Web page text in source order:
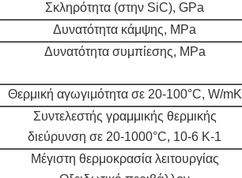
Σκληρότητα (στην SiC), GPa
Δυνατότητα κάμψης, MPa
Δυνατότητα συμπίεσης, MPa
Θερμική αγωγιμότητα σε 20-100°С, W/mK
Συντελεστής γραμμικής θερμικής
διεύρυνση σε 20-1000°С, 10-6 Κ-1
Μέγιστη θερμοκρασία λειτουργίας